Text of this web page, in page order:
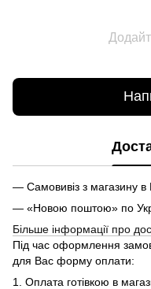
— Самовивіз з магазину в
— «Новою поштою» по
Більше інформації про
Під час оформлення
для Вас форму оплати:
1. Оплата готівкою в